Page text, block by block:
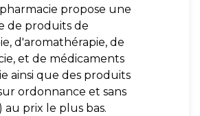
propose une
de produits de
d'aromathérapie, de
et de médicaments
ainsi que des produits
ordonnance et sans
prix le plus bas.